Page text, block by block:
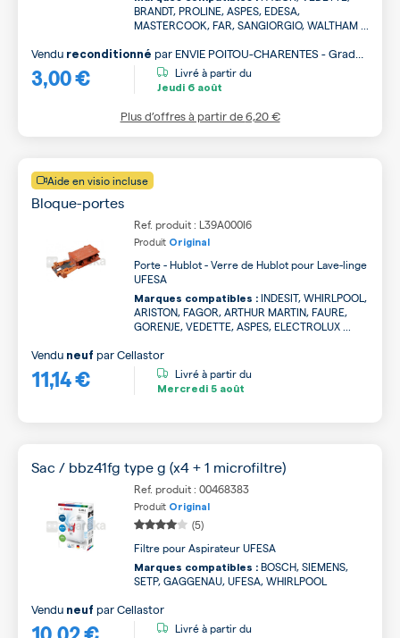
BRANDT, PROLINE, ASPES, EDESA,
MASTERCOOK, FAR, SANGIORGIO, WALTHAM ...
3,00 €
Vendu reconditionné par ENVIE POITOU-CHARENTES - Grade
B
Livré à partir du
Jeudi 6 août
Plus d’offres à partir de6,20 €
Aide en visio incluse
Bloque-portes
Ref. produit : L39A000I6
Produit Original
Porte - Hublot - Verre de Hublot pour Lave-linge
UFESA
Marques compatibles : INDESIT, WHIRLPOOL,
ARISTON, FAGOR, ARTHUR MARTIN, FAURE,
GORENJE, VEDETTE, ASPES, ELECTROLUX ...
11,14 €
Vendu neuf parCellastor
Livré à partir du
Mercredi 5 août
Sac / bbz41fg type g (x4 + 1 microfiltre)
Ref. produit : 00468383
Produit Original
(5)
Filtre pour Aspirateur UFESA
Marques compatibles : BOSCH, SIEMENS,
SETP, GAGGENAU, UFESA, WHIRLPOOL
Vendu neuf parCellastor
Livré à partir du